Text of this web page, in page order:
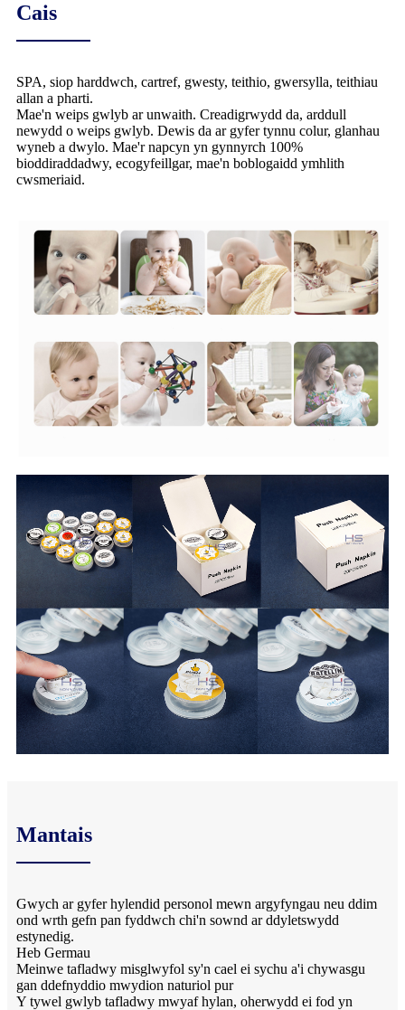
Cais
SPA, siop harddwch, cartref, gwesty, teithio, gwersylla, teithiau
allan a pharti.
Mae'n weips gwlyb ar unwaith. Creadigrwydd da, arddull
newydd o weips gwlyb. Dewis da ar gyfer tynnu colur, glanhau
wyneb a dwylo. Mae'r napcyn yn gynnyrch 100%
bioddiraddadwy, ecogyfeillgar, mae'n boblogaidd ymhlith
cwsmeriaid.
Mantais
Gwych ar gyfer hylendid personol mewn argyfyngau neu ddim
ond wrth gefn pan fyddwch chi'n sownd ar ddyletswydd
estynedig.
Heb Germau
Meinwe tafladwy misglwyfol sy'n cael ei sychu a'i chywasgu
gan ddefnyddio mwydion naturiol pur
Y tywel gwlyb tafladwy mwyaf hylan, oherwydd ei fod yn